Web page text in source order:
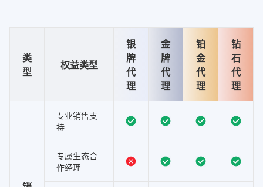
类
型
权益类型
银
牌
代
理
金
牌
代
理
铂
金
代
理
钻
石
代
理
专业销售支
持
专属生态合
作经理